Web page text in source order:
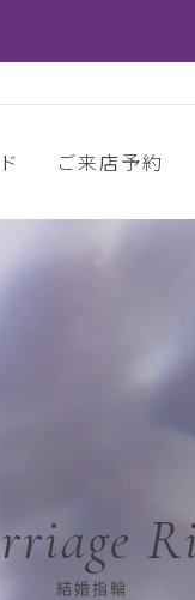
ご来店予約
結婚指輪